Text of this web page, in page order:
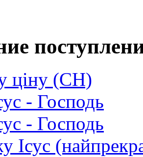
ціну (СН)
- Господь
- Господь
Ісус